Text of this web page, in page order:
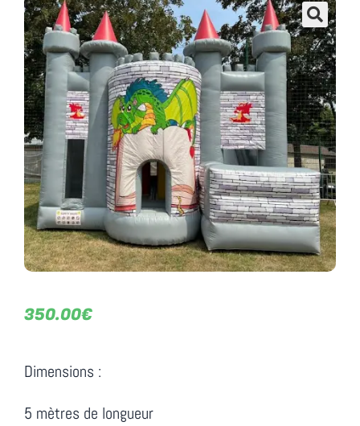
350.00€
Dimensions :
5 mètres de longueur